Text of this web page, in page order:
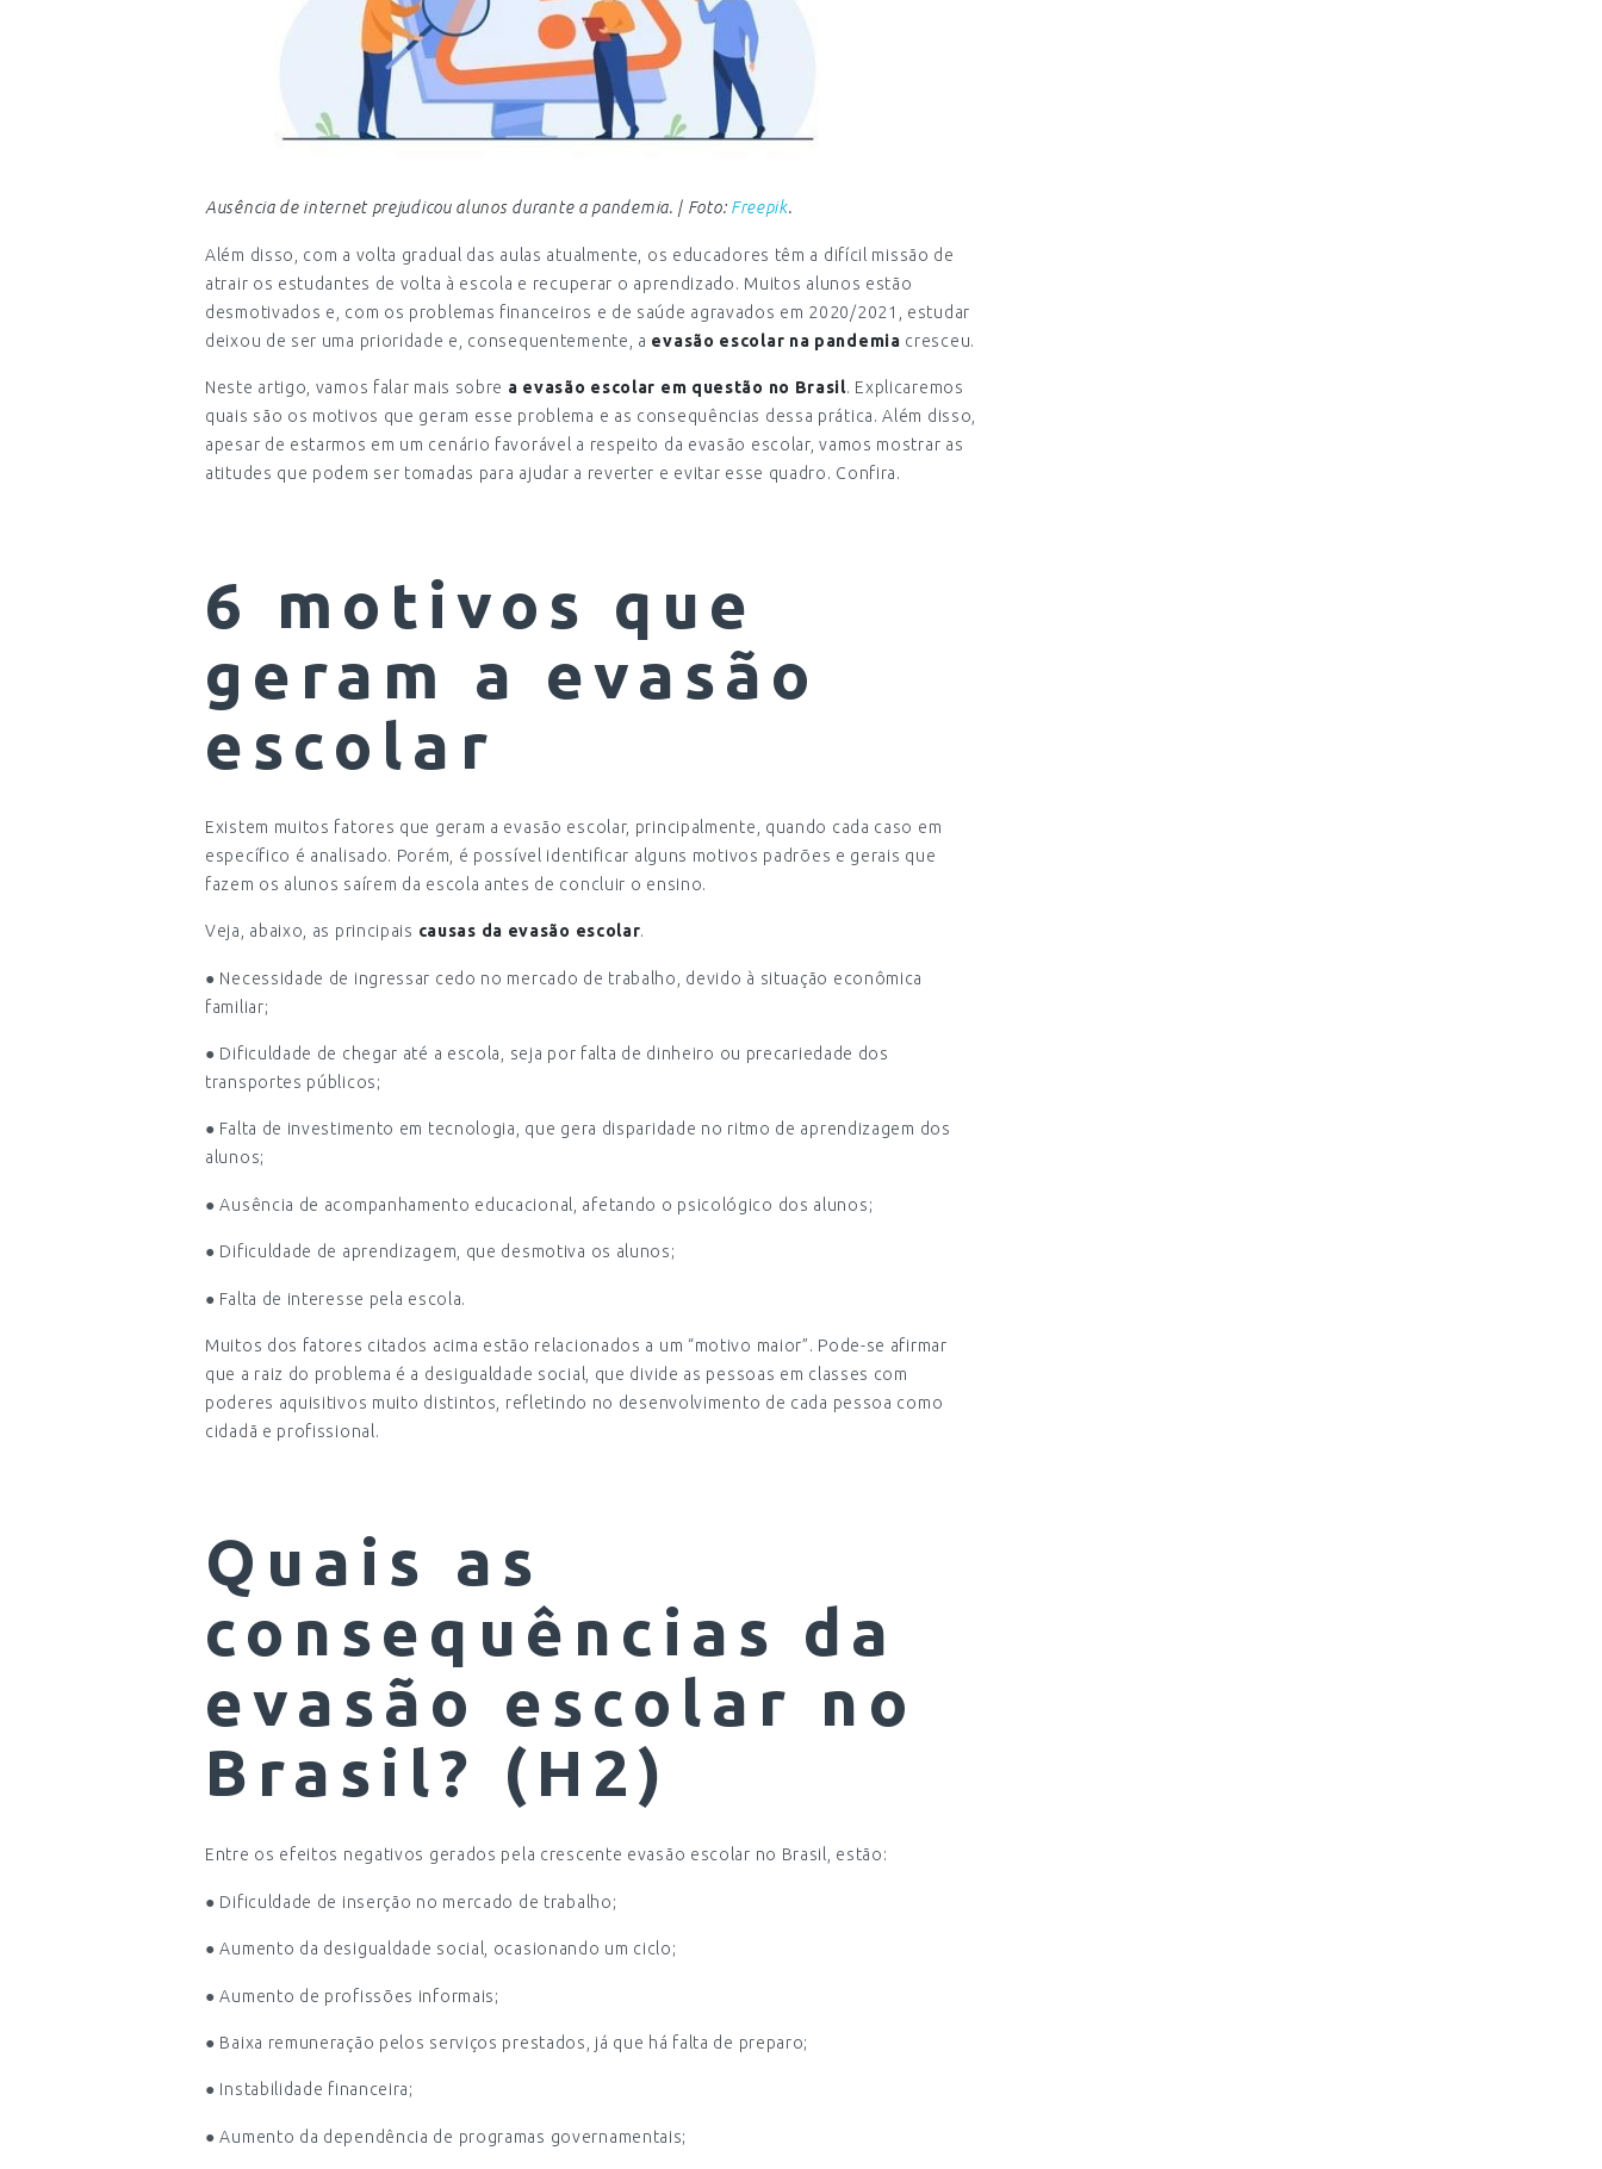
Ausência de internet prejudicou alunos durante a pandemia. | Foto: Freepik.
Além disso, com a volta gradual das aulas atualmente, os educadores têm a difícil missão de
atrair os estudantes de volta à escola e recuperar o aprendizado. Muitos alunos estão
desmotivados e, com os problemas financeiros e de saúde agravados em 2020/2021, estudar
deixou de ser uma prioridade e, consequentemente, a evasão escolar na pandemia cresceu.
Neste artigo, vamos falar mais sobre a evasão escolar em questão no Brasil. Explicaremos
quais são os motivos que geram esse problema e as consequências dessa prática. Além disso,
apesar de estarmos em um cenário favorável a respeito da evasão escolar, vamos mostrar as
atitudes que podem ser tomadas para ajudar a reverter e evitar esse quadro. Confira.
6 motivos que
geram a evasão
escolar
Existem muitos fatores que geram a evasão escolar, principalmente, quando cada caso em
específico é analisado. Porém, é possível identificar alguns motivos padrões e gerais que
fazem os alunos saírem da escola antes de concluir o ensino.
Veja, abaixo, as principais causas da evasão escolar.
● Necessidade de ingressar cedo no mercado de trabalho, devido à situação econômica
familiar;
● Dificuldade de chegar até a escola, seja por falta de dinheiro ou precariedade dos
transportes públicos;
● Falta de investimento em tecnologia, que gera disparidade no ritmo de aprendizagem dos
alunos;
● Ausência de acompanhamento educacional, afetando o psicológico dos alunos;
● Dificuldade de aprendizagem, que desmotiva os alunos;
● Falta de interesse pela escola.
Muitos dos fatores citados acima estão relacionados a um “motivo maior”. Pode-se afirmar
que a raiz do problema é a desigualdade social, que divide as pessoas em classes com
poderes aquisitivos muito distintos, refletindo no desenvolvimento de cada pessoa como
cidadã e profissional.
Quais as
consequências da
evasão escolar no
Brasil? (H2)
Entre os efeitos negativos gerados pela crescente evasão escolar no Brasil, estão:
● Dificuldade de inserção no mercado de trabalho;
● Aumento da desigualdade social, ocasionando um ciclo;
● Aumento de profissões informais;
● Baixa remuneração pelos serviços prestados, já que há falta de preparo;
● Instabilidade financeira;
● Aumento da dependência de programas governamentais;